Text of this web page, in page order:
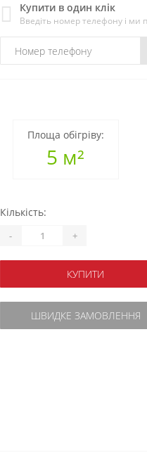
Купити в один клік
Введіть номер телефону і ми
Площа обігріву:
5 м²
Кількість:
- +
КУПИТИ
ШВИДКЕ ЗАМОВЛЕННЯ